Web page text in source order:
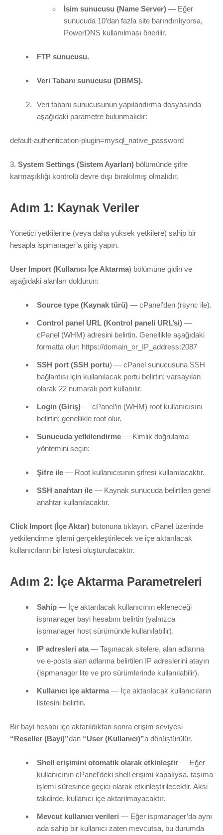
İsim sunucusu (Name Server) — Eğer
sunucuda 10’dan fazla site barındırılıyorsa,
PowerDNS kullanılması önerilir.
FTP sunucusu.
Veri Tabanı sunucusu (DBMS).
Veri tabanı sunucusunun yapılandırma dosyasında
aşağıdaki parametre bulunmalıdır:
default-authentication-plugin=mysql_native_password
3. System Settings (Sistem Ayarları) bölümünde şifre
karmaşıklığı kontrolü devre dışı bırakılmış olmalıdır.
Adım 1: Kaynak Veriler
Yönetici yetkilerine (veya daha yüksek yetkilere) sahip bir
hesapla ispmanager’a giriş yapın.
User Import (Kullanıcı İçe Aktarma) bölümüne gidin ve
aşağıdaki alanları doldurun:
Source type (Kaynak türü) — cPanel’den (rsync ile).
Control panel URL (Kontrol paneli URL’si) —
cPanel (WHM) adresini belirtin. Genellikle aşağıdaki
formatta olur: https://domain_or_IP_address:2087
SSH port (SSH portu) — cPanel sunucusuna SSH
bağlantısı için kullanılacak portu belirtin; varsayılan
olarak 22 numaralı port kullanılır.
Login (Giriş) — cPanel’in (WHM) root kullanıcısını
belirtin; genellikle root olur.
Sunucuda yetkilendirme — Kimlik doğrulama
yöntemini seçin:
Şifre ile — Root kullanıcısının şifresi kullanılacaktır.
SSH anahtarı ile — Kaynak sunucuda belirtilen genel
anahtar kullanılacaktır.
Click Import (İçe Aktar) butonuna tıklayın. cPanel üzerinde
yetkilendirme işlemi gerçekleştirilecek ve içe aktarılacak
kullanıcıların bir listesi oluşturulacaktır.
Adım 2: İçe Aktarma Parametreleri
Sahip — İçe aktarılacak kullanıcının ekleneceği
ispmanager bayi hesabını belirtin (yalnızca
ispmanager host sürümünde kullanılabilir).
IP adresleri ata — Taşınacak sitelere, alan adlarına
ve e-posta alan adlarına belirtilen IP adreslerini atayın
(ispmanager lite ve pro sürümlerinde kullanılabilir).
Kullanıcı içe aktarma — İçe aktarılacak kullanıcıların
listesini belirtin.
Bir bayi hesabı içe aktarıldıktan sonra erişim seviyesi
“Reseller (Bayi)”dan “User (Kullanıcı)”a dönüştürülür.
Shell erişimini otomatik olarak etkinleştir — Eğer
kullanıcının cPanel’deki shell erişimi kapalıysa, taşıma
işlemi süresince geçici olarak etkinleştirilecektir. Aksi
takdirde, kullanıcı içe aktarılmayacaktır.
Mevcut kullanıcı verileri — Eğer ispmanager’da aynı
ada sahip bir kullanıcı zaten mevcutsa, bu durumda